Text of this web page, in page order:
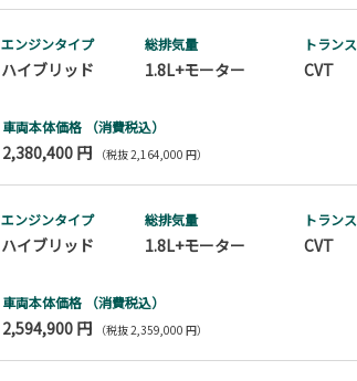
エンジンタイプ
ハイブリッド
総排気量
1.8L+モーター
トランス
CVT
車両本体価格 （消費税込）
2,380,400 円 （税抜 2,164,000 円）
エンジンタイプ
ハイブリッド
総排気量
1.8L+モーター
トランス
CVT
車両本体価格 （消費税込）
2,594,900 円 （税抜 2,359,000 円）